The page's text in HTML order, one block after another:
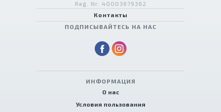
Reģ. Nr. 40003679362
Контакты
ПОДПИСЫВАЙТЕСЬ НА НАС
ИНФОРМАЦИЯ
О нас
Условия пользования